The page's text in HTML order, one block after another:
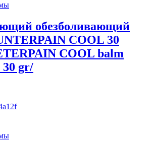
обезболивающий
COOL 30
COOL balm
30 gr/